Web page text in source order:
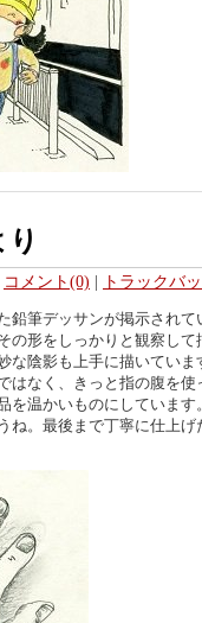
コメント(0) | トラックバ
鉛筆デッサンが掲示され
の形をしっかりと観察し
な陰影も上手に描いていま
はなく、きっと指の腹を
を温かいものにしていま
ね。最後まで丁寧に仕上